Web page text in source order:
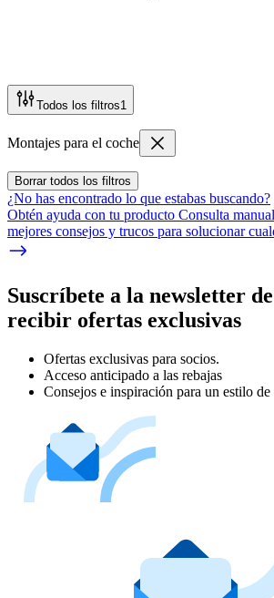
Todos los filtros1
Montajes para el coche
Borrar todos los filtros
¿No has encontrado lo que estabas buscando?
Obtén ayuda con tu producto Consulta
mejores consejos y trucos para solucionar
Suscríbete a la newsletter
recibir ofertas exclusivas
Ofertas exclusivas para socios.
Acceso anticipado a las rebajas
Consejos e inspiración para un estilo